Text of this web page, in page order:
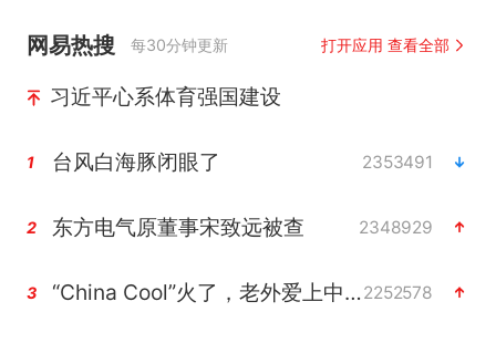
网易热搜 每30分钟更新 打开应用 查看全部
习近平心系体育强国建设
1 台风白海豚闭眼了 2353491
2 东方电气原董事宋致远被查 2348929
3 “China Cool”火了，老外爱上中国避暑游2252578